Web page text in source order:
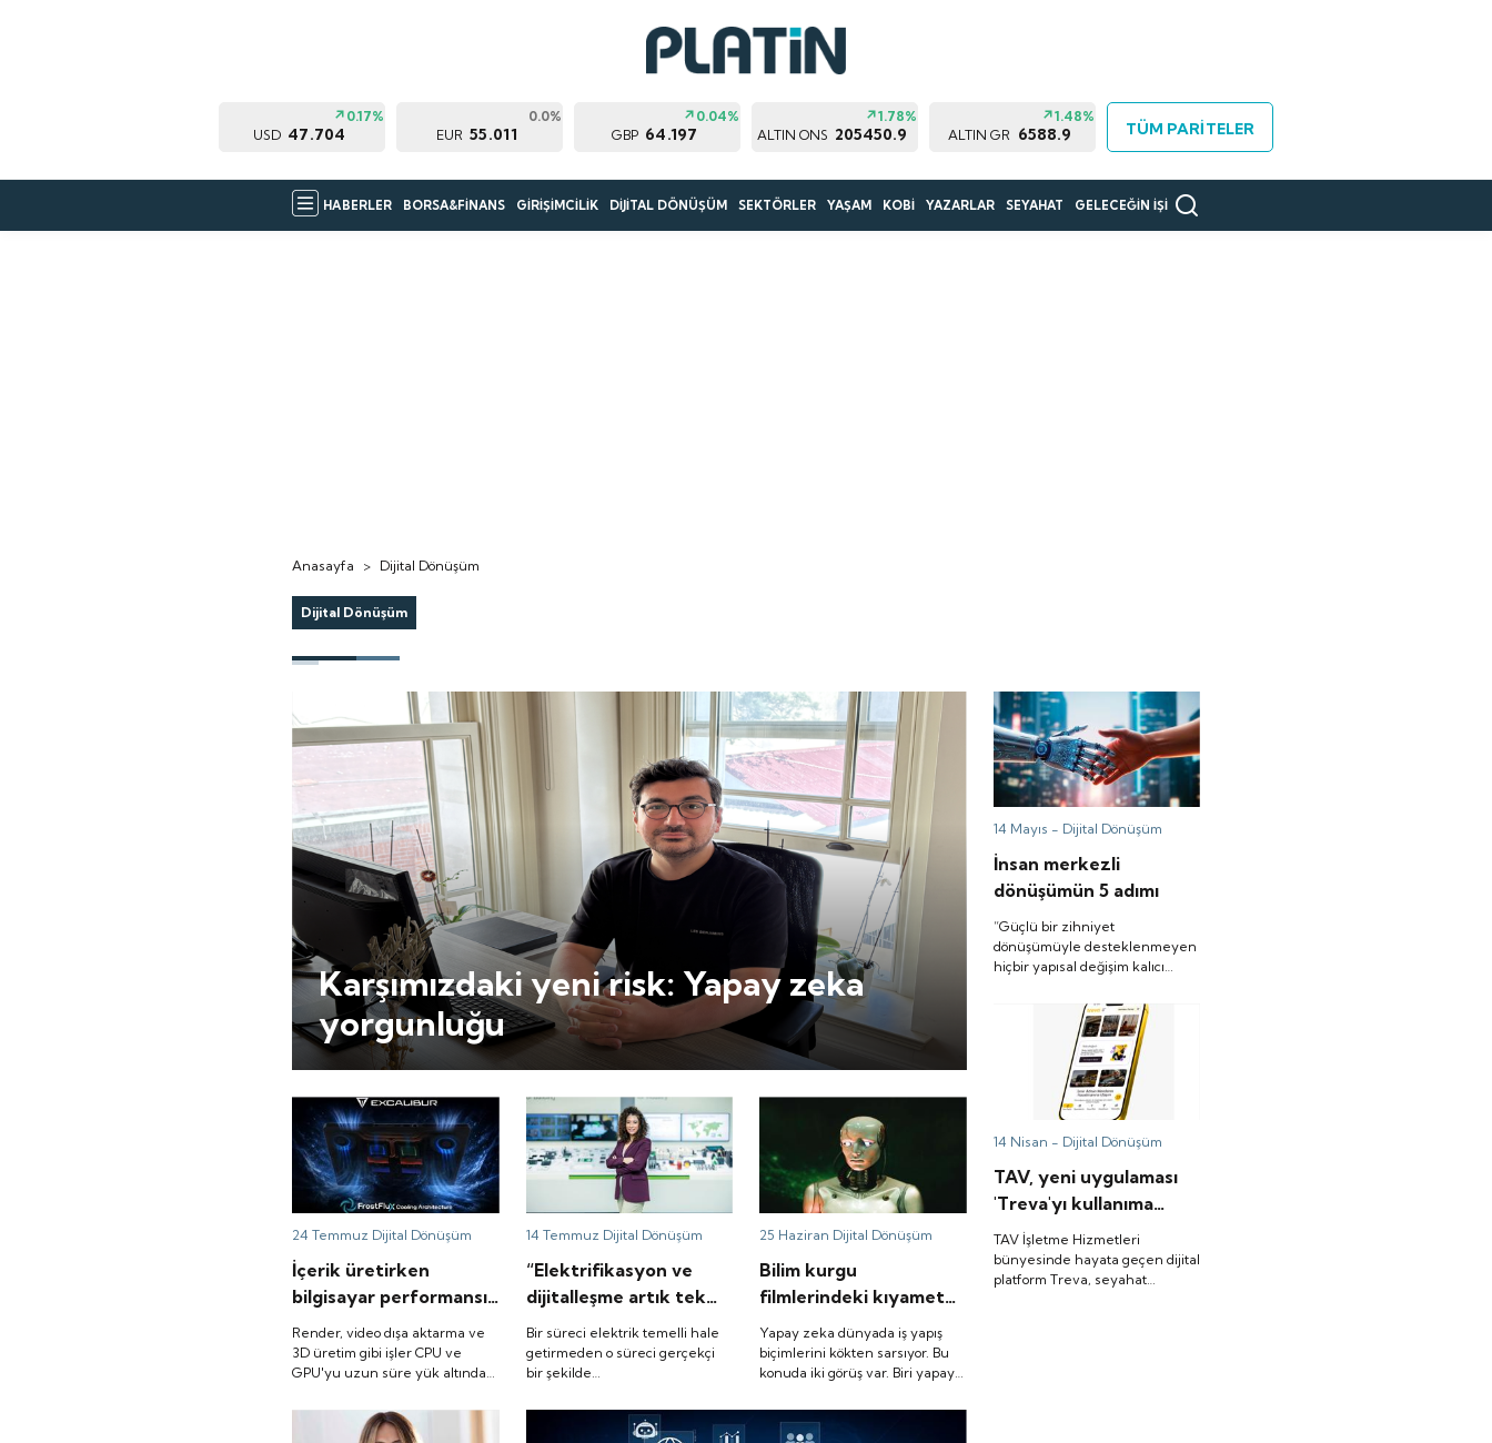
USD 47.704
0.17%
EUR 55.011
0.0%
GBP 64.197
0.04%
ALTIN ONS 205450.9
1.78%
ALTIN GR 6588.9
1.48%
TÜM PARİTELER
HABERLER BORSA&FİNANS GİRİŞİMCİLİK DİJİTAL DÖNÜŞÜM SEKTÖRLER YAŞAM KOBİ YAZARLAR SEYAHAT GELECEĞİN İŞİ
Anasayfa > Dijital Dönüşüm
Dijital Dönüşüm
Karşımızdaki yeni risk: Yapay zeka
yorgunluğu
24 Temmuz Dijital Dönüşüm
İçerik üretirken
bilgisayar performansı
neden düşer? Excalibur
FrostFlux Cooling
Architecture laptop
sürekliliğini etkiler?
Render, video dışa aktarma ve
3D üretim gibi işler CPU ve
GPU'yu uzun süre yük altında
süresi uzayabilir veya
performans dalgalanabilir.
14 Temmuz Dijital Dönüşüm
“Elektrifikasyon ve
dijitalleşme artık tek
bir dönüşümün parçası”
Bir süreci elektrik temelli hale
getirmeden o süreci gerçekçi
bir şekilde
25 Haziran Dijital Dönüşüm
Bilim kurgu
filmlerindeki kıyamet
senaryoları gerçek
olabilir mi? Bir görüş
evet diyor
Yapay zeka dünyada iş yapış
biçimlerini kökten sarsıyor. Bu
konuda iki görüş var. Biri yapay
mesleklerden daha fazlasını
üreteceği yönünde. Ama
14 Mayıs - Dijital Dönüşüm
İnsan merkezli
dönüşümün 5 adımı
“Güçlü bir zihniyet
dönüşümüyle desteklenmeyen
hiçbir yapısal değişim kalıcı
doğru amaçla kullanan ve
insanı merkeze alan yapılar
sürdürülebilir performansı
14 Nisan - Dijital Dönüşüm
TAV, yeni uygulaması
'Treva'yı kullanıma
sundu
TAV İşletme Hizmetleri
bünyesinde hayata geçen dijital
platform Treva, seyahat